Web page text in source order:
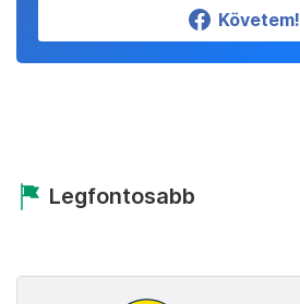
Követem!
Legfontosabb